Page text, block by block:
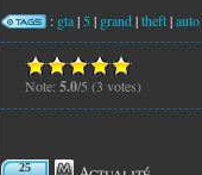
: gta| 5 | grand|theft|auto
Note: 5.0/5 (3 votes)
25